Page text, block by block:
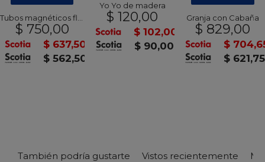
Tubos magnéticos flex
$ 750,00
$ 637,50
$ 562,50
Yo Yo de madera
$ 120,00
$ 102,00
$ 90,00
Granja con Cabaña
$ 829,00
$
$ 621,75
También podría gustarte Vistos recientemente